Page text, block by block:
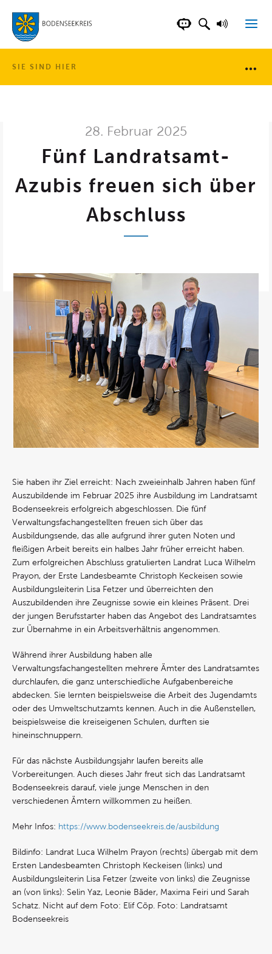
LANDKREISCHATBOT DER
SUCHFELD
SIE SIND HIER
28. Februar 2025
Fünf Landratsamt-
Azubis freuen sich über
Abschluss
Sie haben ihr Ziel erreicht: Nach zweieinhalb Jahren haben fünf
Auszubildende im Februar 2025 ihre Ausbildung im Landratsamt
Bodenseekreis erfolgreich abgeschlossen. Die fünf
Verwaltungsfachangestellten freuen sich über das
Ausbildungsende, das alle aufgrund ihrer guten Noten und
fleißigen Arbeit bereits ein halbes Jahr früher erreicht haben.
Zum erfolgreichen Abschluss gratulierten Landrat Luca Wilhelm
Prayon, der Erste Landesbeamte Christoph Keckeisen sowie
Ausbildungsleiterin Lisa Fetzer und überreichten den
Auszubildenden ihre Zeugnisse sowie ein kleines Präsent. Drei
der jungen Berufsstarter haben das Angebot des Landratsamtes
zur Übernahme in ein Arbeitsverhältnis angenommen.
Während ihrer Ausbildung haben alle
Verwaltungsfachangestellten mehrere Ämter des Landratsamtes
durchlaufen, die ganz unterschiedliche Aufgabenbereiche
abdecken. Sie lernten beispielsweise die Arbeit des Jugendamts
oder des Umweltschutzamts kennen. Auch in die Außenstellen,
beispielsweise die kreiseigenen Schulen, durften sie
hineinschnuppern.
Für das nächste Ausbildungsjahr laufen bereits alle
Vorbereitungen. Auch dieses Jahr freut sich das Landratsamt
Bodenseekreis darauf, viele junge Menschen in den
verschiedenen Ämtern willkommen zu heißen.
Mehr Infos: https://www.bodenseekreis.de/ausbildung
Bildinfo: Landrat Luca Wilhelm Prayon (rechts) übergab mit dem
Ersten Landesbeamten Christoph Keckeisen (links) und
Ausbildungsleiterin Lisa Fetzer (zweite von links) die Zeugnisse
an (von links): Selin Yaz, Leonie Bäder, Maxima Feiri und Sarah
Schatz. Nicht auf dem Foto: Elif Cöp. Foto: Landratsamt
Bodenseekreis